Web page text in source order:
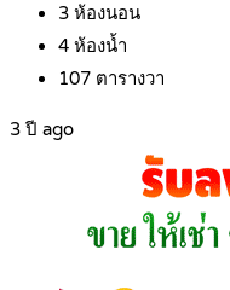
3 ห้องนอน
4 ห้องน้ำ
107 ตารางวา
3 ปี ago